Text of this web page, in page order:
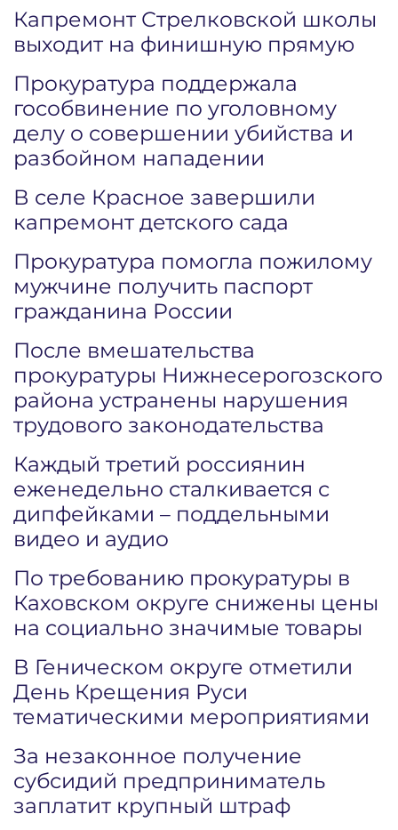
Капремонт Стрелковской школы
выходит на финишную прямую
Прокуратура поддержала
гособвинение по уголовному
делу о совершении убийства и
разбойном нападении
В селе Красное завершили
капремонт детского сада
Прокуратура помогла пожилому
мужчине получить паспорт
гражданина России
После вмешательства
прокуратуры Нижнесерогозского
района устранены нарушения
трудового законодательства
Каждый третий россиянин
еженедельно сталкивается с
дипфейками – поддельными
видео и аудио
По требованию прокуратуры в
Каховском округе снижены цены
на социально значимые товары
В Геническом округе отметили
День Крещения Руси
тематическими мероприятиями
За незаконное получение
субсидий предприниматель
заплатит крупный штраф